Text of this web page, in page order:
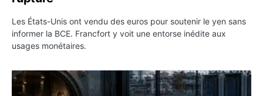
Les États-Unis ont vendu des euros pour soutenir le yen sans
informer la BCE. Francfort y voit une entorse inédite aux
usages monétaires.
Jane Street négocie le transfert de 11 milliards de